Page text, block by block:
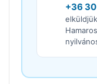
+36